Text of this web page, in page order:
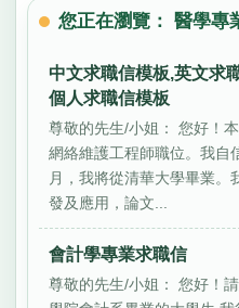
您正在瀏覽： 醫學專
中文求職信模板,英文求
個人求職信模板
尊敬的先生/小姐： 您好！
網絡維護工程師職位。我自
月，我將從清華大學畢業。
發及應用，論文...
會計學專業求職信
尊敬的先生/小姐： 您好！